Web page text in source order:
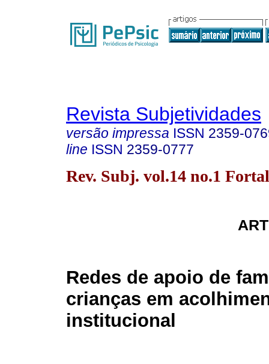
Revista Subjetividades
versão impressa ISSN 2359-
line ISSN 2359-0777
Rev. Subj. vol.14 no.1
Redes de apoio de
crianças em
institucional